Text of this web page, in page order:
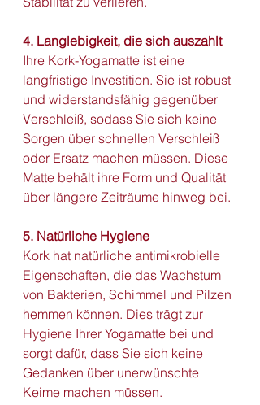
4. Langlebigkeit, die sich auszahlt
Ihre Kork-Yogamatte ist eine
langfristige Investition. Sie ist robust
und widerstandsfähig gegenüber
Verschleiß, sodass Sie sich keine
Sorgen über schnellen Verschleiß
oder Ersatz machen müssen. Diese
Matte behält ihre Form und Qualität
über längere Zeiträume hinweg bei.
5. Natürliche Hygiene
Kork hat natürliche antimikrobielle
Eigenschaften, die das Wachstum
von Bakterien, Schimmel und Pilzen
hemmen können. Dies trägt zur
Hygiene Ihrer Yogamatte bei und
sorgt dafür, dass Sie sich keine
Gedanken über unerwünschte
Keime machen müssen.